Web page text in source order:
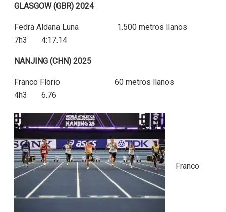
GLASGOW (GBR) 2024
Fedra Aldana Luna 1.500 metros llanos
7h3 4:17.14
NANJING (CHN) 2025
Franco Florio 60 metros llanos
4h3 6.76
Franco